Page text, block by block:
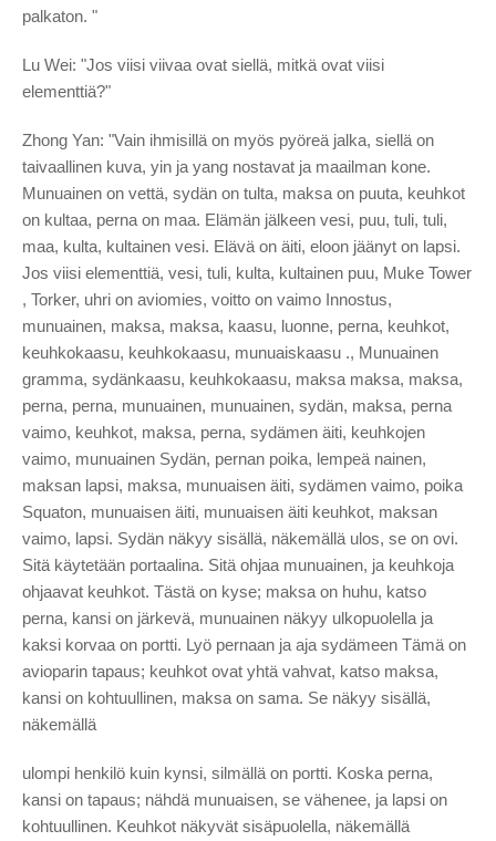
palkaton. "
Lu Wei: "Jos viisi viivaa ovat siellä, mitkä ovat viisi
elementtiä?"
Zhong Yan: "Vain ihmisillä on myös pyöreä jalka, siellä on
taivaallinen kuva, yin ja yang nostavat ja maailman kone.
Munuainen on vettä, sydän on tulta, maksa on puuta, keuhkot
on kultaa, perna on maa. Elämän jälkeen vesi, puu, tuli, tuli,
maa, kulta, kultainen vesi. Elävä on äiti, eloon jäänyt on lapsi.
Jos viisi elementtiä, vesi, tuli, kulta, kultainen puu, Muke Tower
, Torker, uhri on aviomies, voitto on vaimo Innostus,
munuainen, maksa, maksa, kaasu, luonne, perna, keuhkot,
keuhkokaasu, keuhkokaasu, munuaiskaasu ., Munuainen
gramma, sydänkaasu, keuhkokaasu, maksa maksa, maksa,
perna, perna, munuainen, munuainen, sydän, maksa, perna
vaimo, keuhkot, maksa, perna, sydämen äiti, keuhkojen
vaimo, munuainen Sydän, pernan poika, lempeä nainen,
maksan lapsi, maksa, munuaisen äiti, sydämen vaimo, poika
Squaton, munuaisen äiti, munuaisen äiti keuhkot, maksan
vaimo, lapsi. Sydän näkyy sisällä, näkemällä ulos, se on ovi.
Sitä käytetään portaalina. Sitä ohjaa munuainen, ja keuhkoja
ohjaavat keuhkot. Tästä on kyse; maksa on huhu, katso
perna, kansi on järkevä, munuainen näkyy ulkopuolella ja
kaksi korvaa on portti. Lyö pernaan ja aja sydämeen Tämä on
avioparin tapaus; keuhkot ovat yhtä vahvat, katso maksa,
kansi on kohtuullinen, maksa on sama. Se näkyy sisällä,
näkemällä
ulompi henkilö kuin kynsi, silmällä on portti. Koska perna,
kansi on tapaus; nähdä munuaisen, se vähenee, ja lapsi on
kohtuullinen. Keuhkot näkyvät sisäpuolella, näkemällä